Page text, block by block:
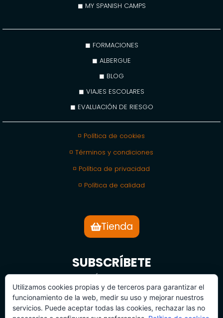
◼ MY SPANISH CAMPS
◼ FORMACIONES
◼ ALBERGUE
◼ BLOG
◼ VIAJES ESCOLARES
◼ EVALUACIÓN DE RIESGO
◽ Política de cookies
◽ Términos y condiciones
◽ Política de privacidad
◽ Política de calidad
Tienda
SUBSCRÍBETE
BOLETÍN DE NOTICIAS
Utilizamos cookies propias y de terceros para garantizar el
funcionamiento de la web, medir su uso y mejorar nuestros
servicios. Puede aceptar todas las cookies, rechazar las no